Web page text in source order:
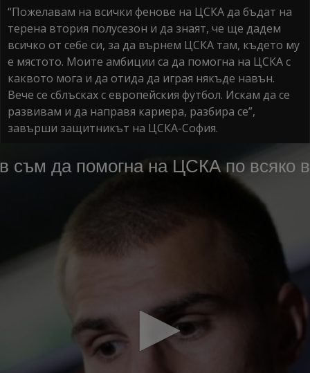
“Пожелавам на всички фенове на ЦСКА да бъдат на
терена втория полусезон и да знаят, че ще дадем
всичко от себе си, за да върнем ЦСКА там, където му
е мястото. Моите амбиции са да помогна на ЦСКА с
каквото мога и да отида да играя някъде навън.
Вече се сблъсках с европейския футбол. Искам да се
развивам и да направя кариера, разбира се”,
завърши защитникът на ЦСКА-София.